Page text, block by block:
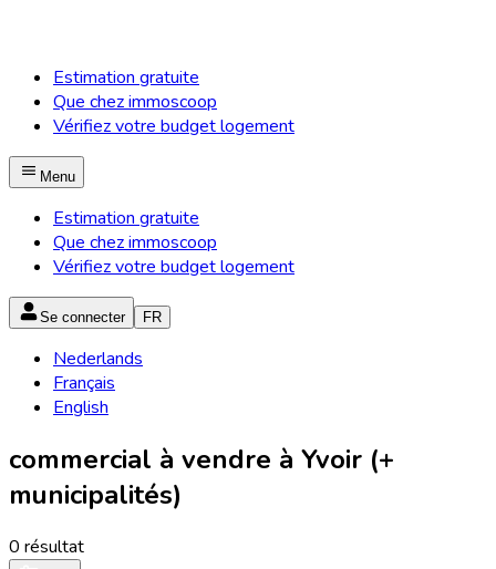
Estimation gratuite
Que chez immoscoop
Vérifiez votre budget logement
Menu
Estimation gratuite
Que chez immoscoop
Vérifiez votre budget logement
Se connecter FR
Nederlands
Français
English
commercial à vendre à Yvoir (+
municipalités)
0 résultat